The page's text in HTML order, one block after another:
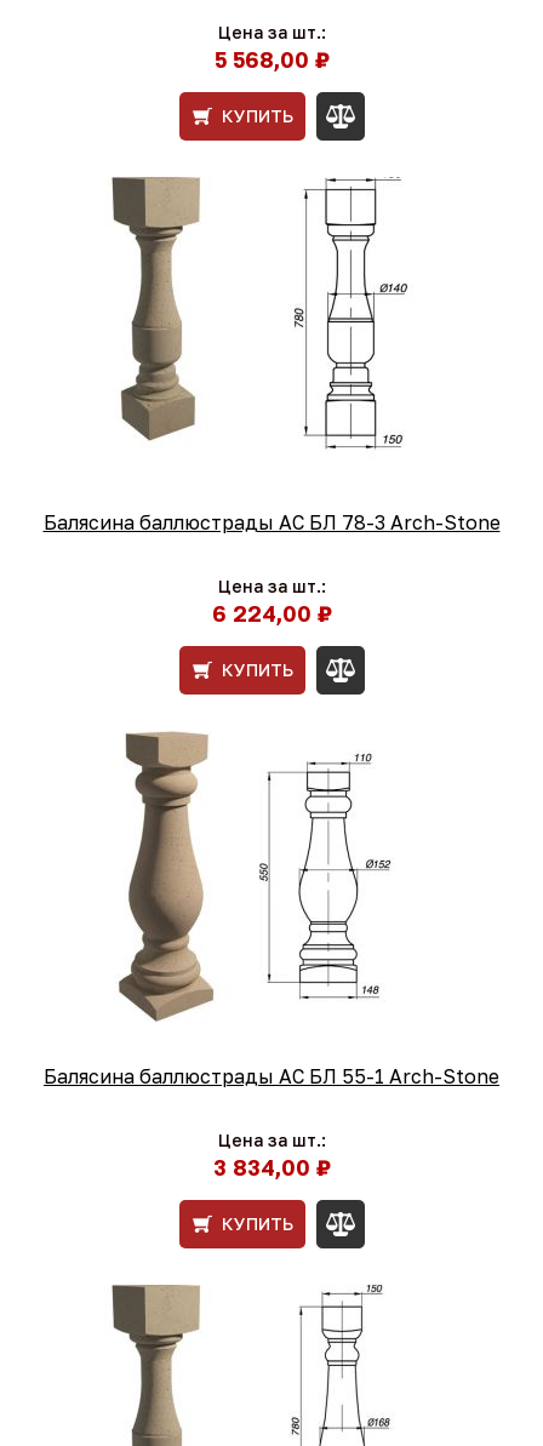
Цена за шт.:
5 568,00 ₽
КУПИТЬ
Балясина баллюстрады АС БЛ 78-3 Arch-Stone
Цена за шт.:
6 224,00 ₽
КУПИТЬ
Балясина баллюстрады АС БЛ 55-1 Arch-Stone
Цена за шт.:
3 834,00 ₽
КУПИТЬ